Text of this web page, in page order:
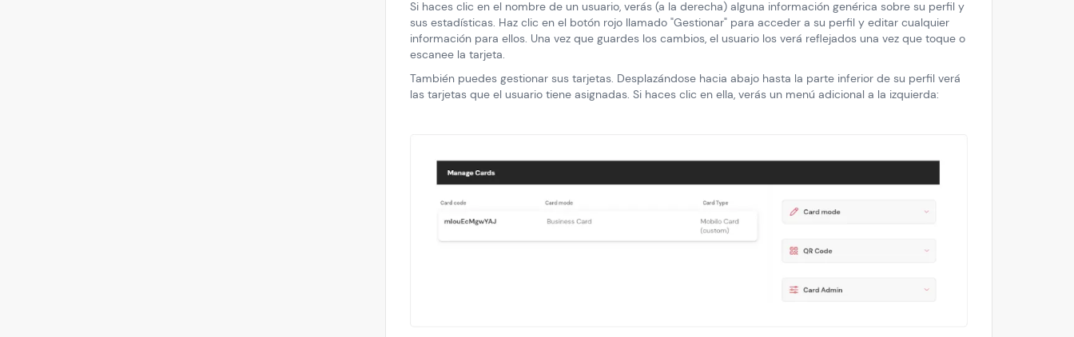
Si haces clic en el nombre de un usuario, verás (a la derecha) alguna información genérica sobre su perfil y
sus estadísticas. Haz clic en el botón rojo llamado "Gestionar" para acceder a su perfil y editar cualquier
información para ellos. Una vez que guardes los cambios, el usuario los verá reflejados una vez que toque o
escanee la tarjeta.
También puedes gestionar sus tarjetas. Desplazándose hacia abajo hasta la parte inferior de su perfil verá
las tarjetas que el usuario tiene asignadas. Si haces clic en ella, verás un menú adicional a la izquierda: